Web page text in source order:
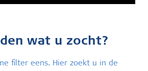
wat u zocht?
filter eens. Hier zoekt u in de